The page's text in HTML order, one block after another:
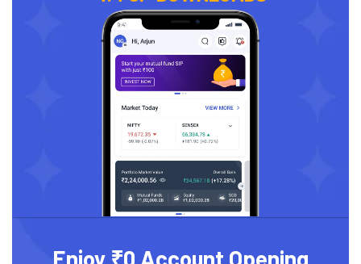
Enjoy ₹0 Account Opening